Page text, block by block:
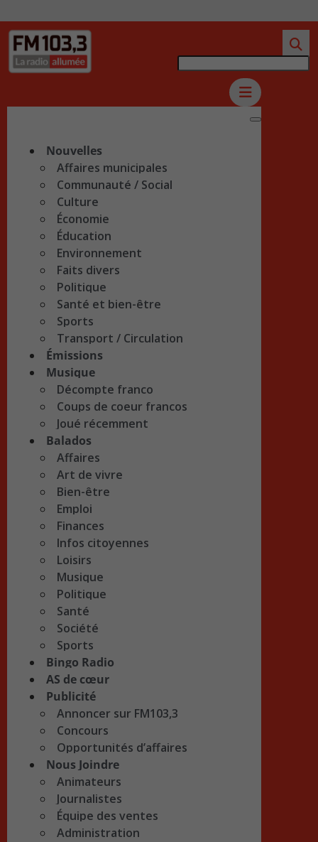
Nouvelles
Affaires municipales
Communauté / Social
Culture
Économie
Éducation
Environnement
Faits divers
Politique
Santé et bien-être
Sports
Transport / Circulation
Émissions
Musique
Décompte franco
Coups de coeur francos
Joué récemment
Balados
Affaires
Art de vivre
Bien-être
Emploi
Finances
Infos citoyennes
Loisirs
Musique
Politique
Santé
Société
Sports
Bingo Radio
AS de cœur
Publicité
Annoncer sur FM103,3
Concours
Opportunités d’affaires
Nous Joindre
Animateurs
Journalistes
Équipe des ventes
Administration